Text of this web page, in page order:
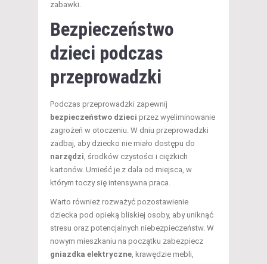
zabawki.
Bezpieczeństwo
dzieci podczas
przeprowadzki
Podczas przeprowadzki zapewnij
bezpieczeństwo dzieci przez wyeliminowanie
zagrożeń w otoczeniu. W dniu przeprowadzki
zadbaj, aby dziecko nie miało dostępu do
narzędzi, środków czystości i ciężkich
kartonów. Umieść je z dala od miejsca, w
którym toczy się intensywna praca.
Warto również rozważyć pozostawienie
dziecka pod opieką bliskiej osoby, aby uniknąć
stresu oraz potencjalnych niebezpieczeństw. W
nowym mieszkaniu na początku zabezpiecz
gniazdka elektryczne, krawędzie mebli,